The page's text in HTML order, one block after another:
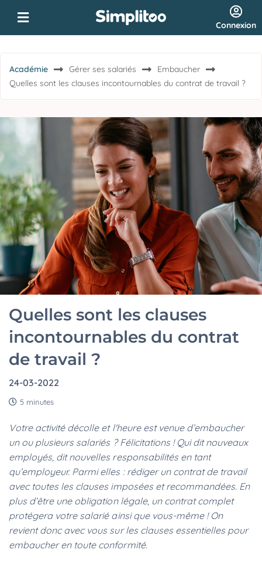
Connexion
Académie Gérer ses salariés
Embaucher
Quelles sont les clauses incontournables du contrat de travail ?
Quelles sont les clauses
incontournables du contrat
de travail ?
24-03-2022
5 minutes
Votre activité décolle et l'heure est venue d’embaucher
un ou plusieurs salariés ? Félicitations ! Qui dit nouveaux
employés, dit nouvelles responsabilités en tant
qu’employeur. Parmi elles : rédiger un contrat de travail
avec toutes les clauses imposées et recommandées. En
plus d’être une obligation légale, un contrat complet
protégera votre salarié ainsi que vous-même ! On
revient donc avec vous sur les clauses essentielles pour
embaucher en toute conformité.